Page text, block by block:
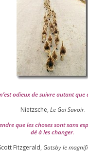
odieux de suivre autant que
Nietzsche, Le Gai Savoir.
que les choses sont sans
dé à les chan­ger.
Fitzgerald, Gatsby le